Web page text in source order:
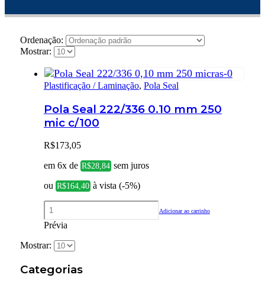
Ordenação:
Mostrar:
Plastificação / Laminação, Pola Seal
Pola Seal 222/336 0.10 mm 250
mic c/100
R$173,05
em 6x de R$28,84 sem juros
ou R$164,40 à vista (-5%)
Adicionar ao carrinho
Prévia
Mostrar:
Categorias